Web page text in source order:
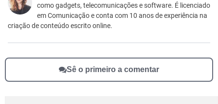
Outro
como gadgets, telecomunicações e software. É licenciado
em Comunicação e conta com 10 anos de experiência na
criação de conteúdo escrito online.
Sê o primeiro a comentar